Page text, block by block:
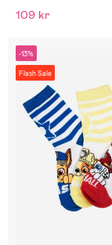
109 kr
-13%
Flash Sale